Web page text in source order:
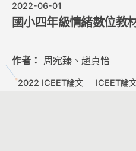
2022-06-01
國小四年級情緒數位教
作者： 周宛臻、趙貞怡
2022 ICEET論文 ICEET論